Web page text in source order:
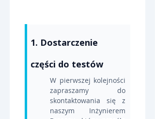
1. Dostarczenie
części do testów
W pierwszej kolejności
zapraszamy do
skontaktowania się z
naszym Inżynierem